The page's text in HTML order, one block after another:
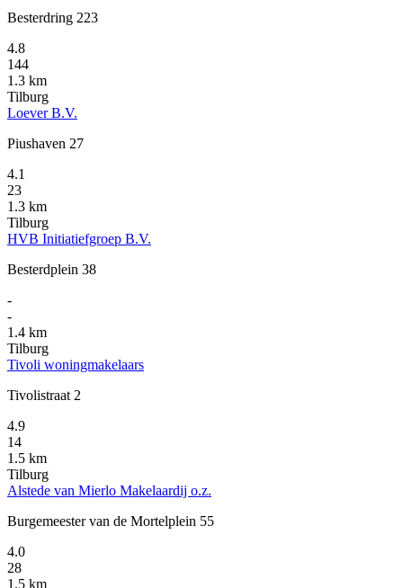
Besterdring 223
4.8
144
1.3 km
Tilburg
Loever B.V.
Piushaven 27
4.1
23
1.3 km
Tilburg
HVB Initiatiefgroep B.V.
Besterdplein 38
-
-
1.4 km
Tilburg
Tivoli woningmakelaars
Tivolistraat 2
4.9
14
1.5 km
Tilburg
Alstede van Mierlo Makelaardij o.z.
Burgemeester van de Mortelplein 55
4.0
28
1.5 km